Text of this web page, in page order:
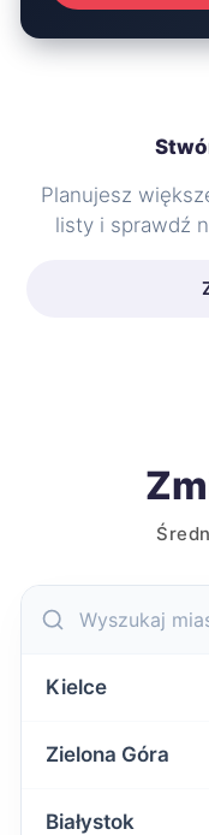
Planujesz
listy i sprawdź
Kielce
Zielona Góra
Białystok